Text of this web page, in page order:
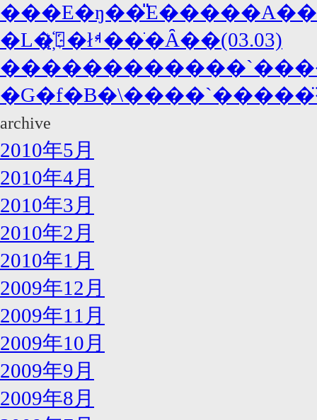
�L�҉�łࢂ��ׂ�Ȃ��(03.03)
archive
2010年5月
2010年4月
2010年3月
2010年2月
2010年1月
2009年12月
2009年11月
2009年10月
2009年9月
2009年8月